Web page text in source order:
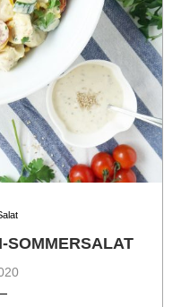
SOMMERSALAT